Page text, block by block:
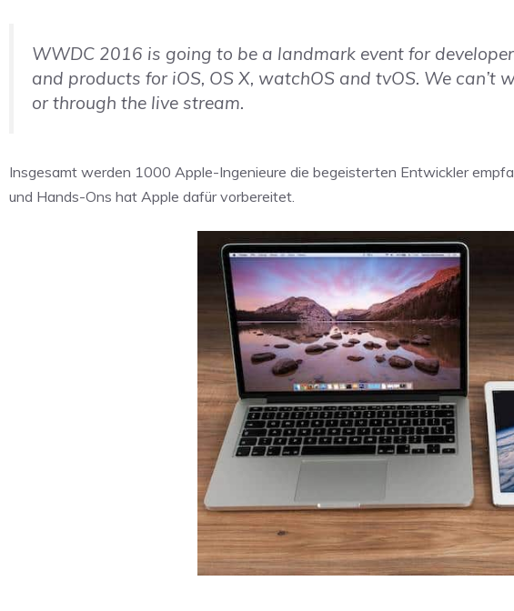
WWDC 2016 is going to be a landmark event for
and products for iOS, OS X, watchOS and tvOS. We
or through the live stream.
Insgesamt werden 1000 Apple-Ingenieure die begeisterten Entwickler
und Hands-Ons hat Apple dafür vorbereitet.